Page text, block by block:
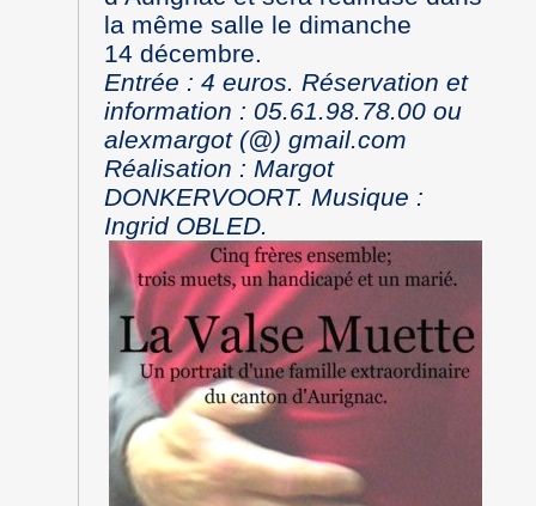
la même salle le dimanche
14 décembre.
Entrée : 4 euros. Réservation et
information : 05.61.98.78.00 ou
alexmargot (@) gmail.com
Réalisation : Margot
DONKERVOORT. Musique :
Ingrid OBLED.